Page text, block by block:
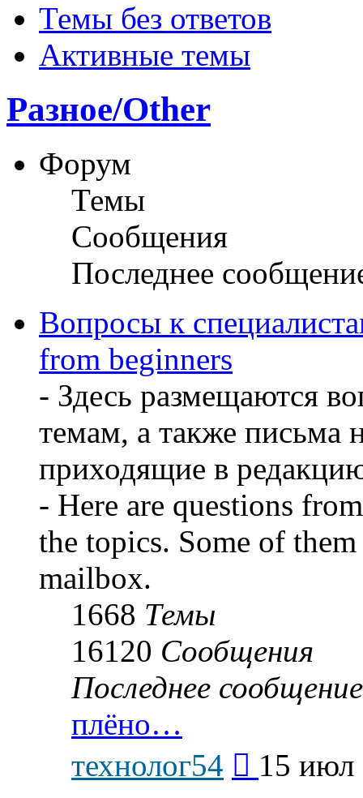
Темы без ответов
Активные темы
Разное/Other
Форум
Темы
Сообщения
Последнее
Вопросы к
from beginners
- Здесь размещаются
темам, а также письма
приходящие в
- Here are questions
the topics. Some of
mailbox.
1668 Темы
16120 Сообщения
Последнее сообщение
плёно…
технолог54
последнему
15 июл